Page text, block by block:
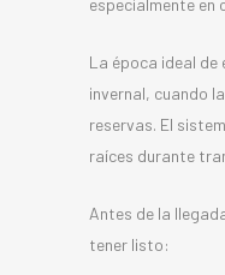
La época ideal de
invernal, cuando
reservas. El
raíces durante
Antes de la
tener listo: